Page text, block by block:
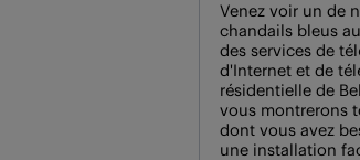
Venez voir un de
chandails bleus
des services de
d'Internet et de
résidentielle de
vous montrerons
dont vous avez
une installation